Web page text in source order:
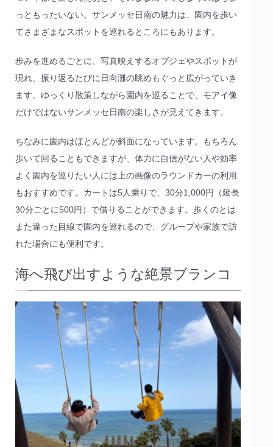
っともったいない。サンメッセ日南の魅力は、園内を歩い
てさまざまなスポットを巡れるところにもあります。
歩みを進めるごとに、写真映えするオブジェやスポットが
現れ、振り返るたびに日向灘の眺めもぐっと広がっていき
ます。ゆっくり散策しながら園内を巡ることで、モアイ像
だけではないサンメッセ日南の楽しさが見えてきます。
ちなみに園内はほとんどが斜面になっています。もちろん
歩いて回ることもできますが、体力に自信がない人や効率
よく園内を巡りたい人には上の画像のラウンドカーの利用
もおすすめです。カートは5人乗りで、30分1,000円（延長
30分ごとに500円）で借りることができます。歩くのとは
また違った目線で園内を巡れるので、グループや家族で訪
れた場合にも便利です。
海へ飛び出すような絶景ブランコ